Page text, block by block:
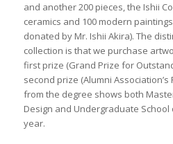
and another 200 pieces, the Ishii
ceramics and 100 modern
donated by Mr. Ishii Akira). The
collection is that we purchase
first prize (Grand Prize for
second prize (Alumni
from the degree shows both
Design and Undergraduate
year.